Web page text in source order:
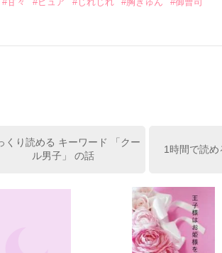
の誘惑〜】
くり読める キーワード 「クー
ル男子」 の話
1時間で読